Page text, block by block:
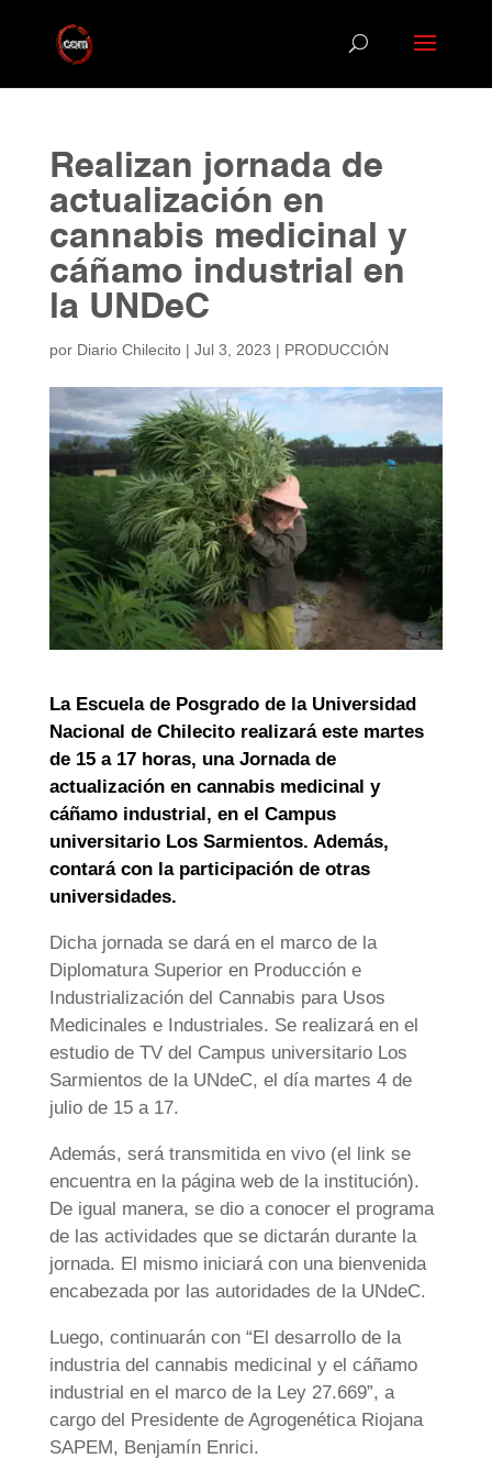
Realizan jornada de
actualización en
cannabis medicinal y
cáñamo industrial en
la UNDeC
por Diario Chilecito| Jul 3, 2023 | PRODUCCIÓN
La Escuela de Posgrado de la Universidad
Nacional de Chilecito realizará este martes
de 15 a 17 horas, una Jornada de
actualización en cannabis medicinal y
cáñamo industrial, en el Campus
universitario Los Sarmientos. Además,
contará con la participación de otras
universidades.
Dicha jornada se dará en el marco de la
Diplomatura Superior en Producción e
Industrialización del Cannabis para Usos
Medicinales e Industriales. Se realizará en el
estudio de TV del Campus universitario Los
Sarmientos de la UNdeC, el día martes 4 de
julio de 15 a 17.
Además, será transmitida en vivo (el link se
encuentra en la página web de la institución).
De igual manera, se dio a conocer el programa
de las actividades que se dictarán durante la
jornada. El mismo iniciará con una bienvenida
encabezada por las autoridades de la UNdeC.
Luego, continuarán con “El desarrollo de la
industria del cannabis medicinal y el cáñamo
industrial en el marco de la Ley 27.669”, a
cargo del Presidente de Agrogenética Riojana
SAPEM, Benjamín Enrici.